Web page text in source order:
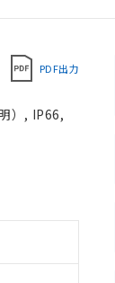
PDF出力
）, IP66,